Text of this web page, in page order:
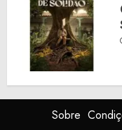
Sobre